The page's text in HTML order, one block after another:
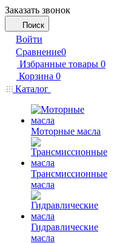
Заказать звонок
Поиск
Войти
Сравнение0
Избранные товары 0
Корзина 0
Каталог
Моторные масла
Трансмиссионные
масла
Гидравлические
масла